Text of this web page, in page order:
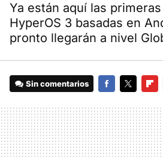
Ya están aquí las
HyperOS 3 basadas en
pronto llegarán a nivel
Sin comentarios